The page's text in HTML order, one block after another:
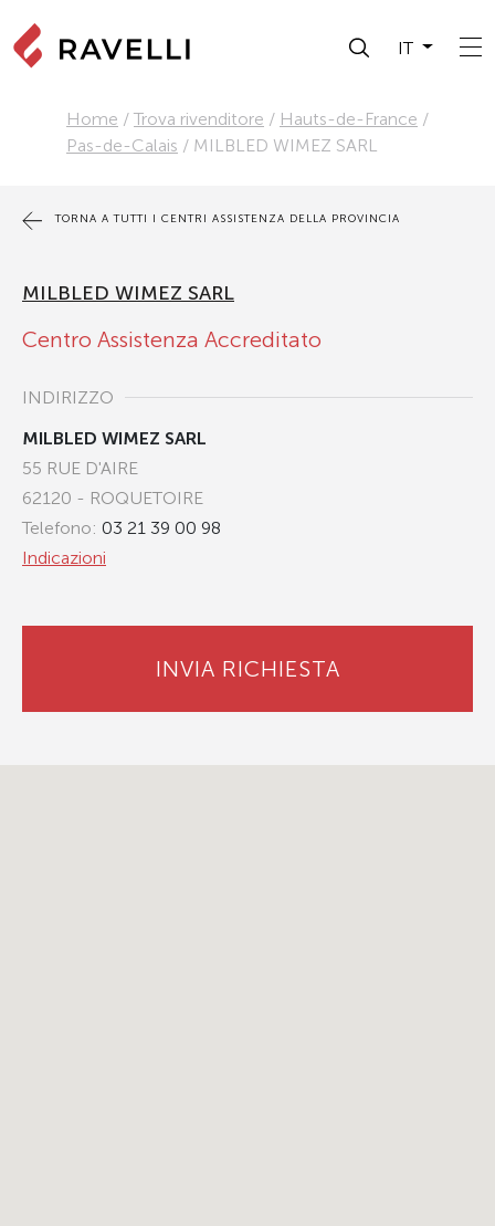
IT
Home / Trova rivenditore / Hauts-de-France /
Pas-de-Calais / MILBLED WIMEZ SARL
TORNA A TUTTI I CENTRI ASSISTENZA DELLA PROVINCIA
MILBLED WIMEZ SARL
Centro Assistenza Accreditato
INDIRIZZO
MILBLED WIMEZ SARL
55 RUE D'AIRE
62120 - ROQUETOIRE
Telefono: 03 21 39 00 98
Indicazioni
INVIA RICHIESTA